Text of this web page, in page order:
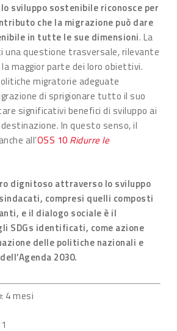
lo sviluppo sostenibile riconosce per
che la migrazione può dare
in tutte le sue dimensioni. La
una questione trasversale, rilevante
maggior parte dei loro obiettivi.
migratorie adeguate
di sprigionare tutto il suo
significativi benefici di sviluppo ai
In questo senso, il
all’OSS 10 Ridurre le
dignitoso attraverso lo sviluppo
compresi quelli composti
e il dialogo sociale è il
SDGs identificati, come azione
delle politiche nazionali e
2030.
: 4 mesi